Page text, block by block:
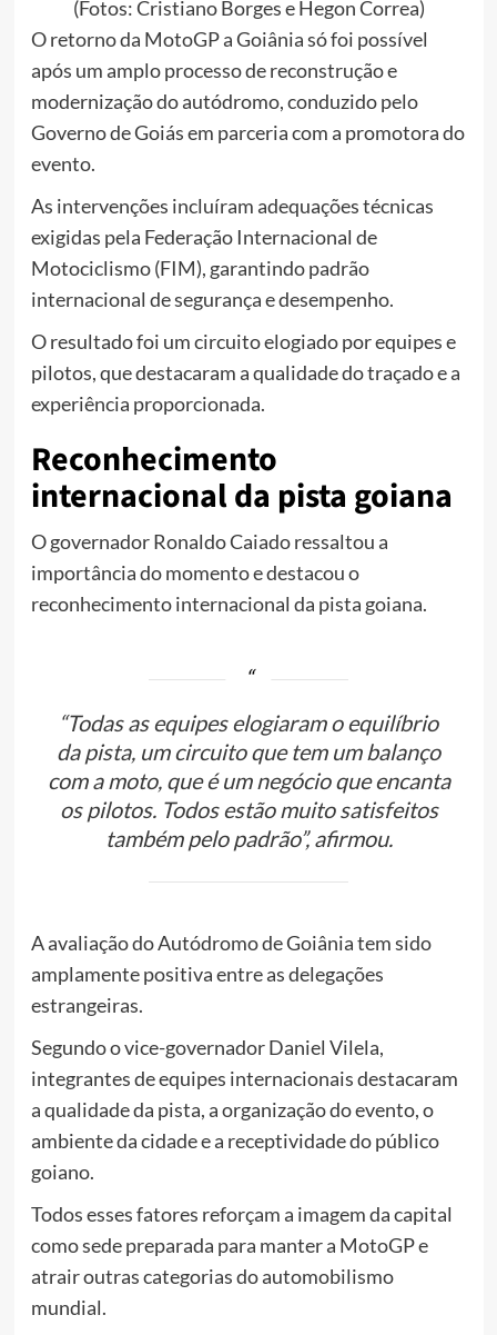
(Fotos: Cristiano Borges e Hegon Correa)
O retorno da MotoGP a Goiânia só foi possível
após um amplo processo de reconstrução e
modernização do autódromo, conduzido pelo
Governo de Goiás em parceria com a promotora do
evento.
As intervenções incluíram adequações técnicas
exigidas pela Federação Internacional de
Motociclismo (FIM), garantindo padrão
internacional de segurança e desempenho.
O resultado foi um circuito elogiado por equipes e
pilotos, que destacaram a qualidade do traçado e a
experiência proporcionada.
Reconhecimento
internacional da pista goiana
O governador Ronaldo Caiado ressaltou a
importância do momento e destacou o
reconhecimento internacional da pista goiana.
“Todas as equipes elogiaram o equilíbrio
da pista, um circuito que tem um balanço
com a moto, que é um negócio que encanta
os pilotos. Todos estão muito satisfeitos
também pelo padrão”, afirmou.
A avaliação do Autódromo de Goiânia tem sido
amplamente positiva entre as delegações
estrangeiras.
Segundo o vice-governador Daniel Vilela,
integrantes de equipes internacionais destacaram
a qualidade da pista, a organização do evento, o
ambiente da cidade e a receptividade do público
goiano.
Todos esses fatores reforçam a imagem da capital
como sede preparada para manter a MotoGP e
atrair outras categorias do automobilismo
mundial.